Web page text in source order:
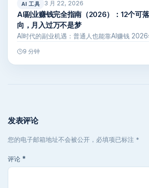
AI 工具 3 月 22, 2026
AI副业赚钱完全指南（2026）：12个可
向，月入过万不是梦
AI时代的副业机遇：普通人也能靠AI赚钱
9 分钟
发表评论
您的电子邮箱地址不会被公开，必填项已标注 *
评论 *